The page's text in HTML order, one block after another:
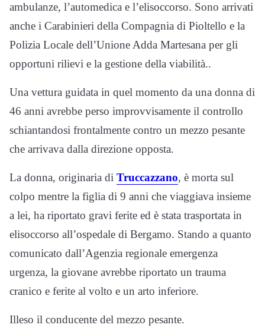
ambulanze, l’automedica e l’elisoccorso. Sono arrivati
anche i Carabinieri della Compagnia di Pioltello e la
Polizia Locale dell’Unione Adda Martesana per gli
opportuni rilievi e la gestione della viabilità..
Una vettura guidata in quel momento da una donna di
46 anni avrebbe perso improvvisamente il controllo
schiantandosi frontalmente contro un mezzo pesante
che arrivava dalla direzione opposta.
La donna, originaria di Truccazzano, è morta sul
colpo mentre la figlia di 9 anni che viaggiava insieme
a lei, ha riportato gravi ferite ed è stata trasportata in
elisoccorso all’ospedale di Bergamo. Stando a quanto
comunicato dall’Agenzia regionale emergenza
urgenza, la giovane avrebbe riportato un trauma
cranico e ferite al volto e un arto inferiore.
Illeso il conducente del mezzo pesante.